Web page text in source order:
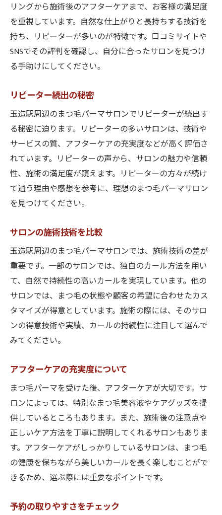
リーズナブルな価格設定のサロン
予約前に知っておきたいポイント
カウンセリングの重要性
玉造駅で見つける！プロフェッショナルなまつ
プロが選ぶ厳選サロン
施術の流れと時間について
サロンの衛生管理
お客様満足度の高さを誇るサロン
熟練スタッフの紹介
サロンのコンセプトと提供サービス
玉造駅周辺のまつ毛パーマサロンで朝のメイク
時間を短縮
法
サロンでの施術後のケア方法
朝のメイクが楽になる理由
自然なカールの作り方
忙しい女性におすすめのサロン
まつ毛パーマでぱっちり目元を手に入れる！玉
ぱっちり目元を作る施術
おすすめの施術メニュー
目元の印象が変わる理由
施術後のメイクアップアドバイス
長持ちするカールの秘訣
サロン選びのポイント
玉造駅近くで選ぶ最高のまつ毛パーマサロン
選ばれる理由とは
リングから施術後のアフターケアまで、お客様の満足度
を重視しています。自然な仕上がりと長持ちする技術を
持ち、リピーターが多いのが特徴です。口コミサイトや
SNSでその評判を確認し、自分に合ったサロンを見つけ
る手助けにしてください。
リピーター続出の秘密
玉造駅周辺のまつ毛パーマサロンでリピーターが続出す
る秘密に迫ります。リピーターの多いサロンは、技術や
サービスの質、アフターケアの充実度などが高く評価さ
れています。リピーターの声から、サロンの魅力や信頼
性、施術の満足度が窺えます。リピーターの方々が続け
て通う理由や感想を参考に、理想のまつ毛パーマサロン
を見つけてください。
サロンの施術技術を比較
玉造駅周辺のまつ毛パーマサロンでは、施術技術の差が
重要です。一部のサロンでは、独自のカール方法を用い
て、自然で持続性の高いカールを実現しています。他の
サロンでは、まつ毛の状態や顧客の希望に合わせたカス
タマイズが得意としています。施術の際には、そのサロ
ンの得意技術や実績、カールの持続性に注目して選んで
みてください。
アフターケアの充実度について
まつ毛パーマを受けた後、アフターケアが大切です。サ
ロンによっては、特別なまつ毛美容液やケアグッズを提
供しているところもあります。また、施術後の注意点や
正しいケア方法を丁寧に説明してくれるサロンもありま
す。アフターケアがしっかりしているサロンは、まつ毛
の健康を保ちながら美しいカールを長く楽しむことがで
きるため、選ぶ際には重要なポイントです。
予約の取りやすさをチェック